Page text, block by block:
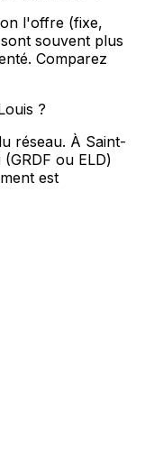
l'offre (fixe,
souvent plus
Comparez
?
réseau. À Saint-
ou ELD)
est